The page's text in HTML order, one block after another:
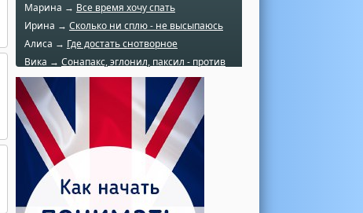
Марина → Все время хочу спать
Ирина → Сколько ни сплю - не высыпаюсь
Алиса → Где достать снотворное
Вика → Сонапакс, эглонил, паксил - против
чего?
Катерина →
Боль в колене при нагрузке
Алла →Болят коленные суставы
Паша Щ. →
Боль в коленной чашечке
Ульяна Ф. →Болят и хрустят колени
Артемов Иван →
Болит и опухло колено
Чернов Игорь →Болят суставы при занятиях
спортом